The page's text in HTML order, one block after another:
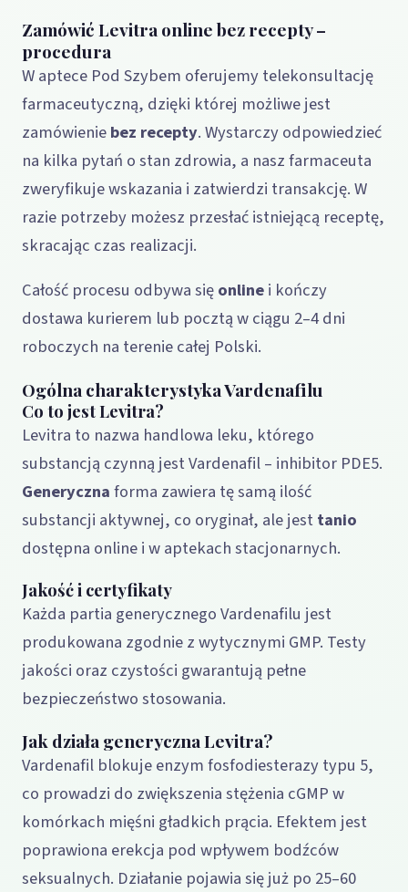
Zamówić Levitra online bez recepty –
procedura
W aptece Pod Szybem oferujemy telekonsultację
farmaceutyczną, dzięki której możliwe jest
zamówieniebez recepty. Wystarczy odpowiedzieć
na kilka pytań o stan zdrowia, a nasz farmaceuta
zweryfikuje wskazania i zatwierdzi transakcję. W
razie potrzeby możesz przesłać istniejącą receptę,
skracając czas realizacji.
Całość procesu odbywa sięonlinei kończy
dostawa kurierem lub pocztą w ciągu 2–4 dni
roboczych na terenie całej Polski.
Ogólna charakterystyka Vardenafilu
Co to jest Levitra?
Levitra to nazwa handlowa leku, którego
substancją czynną jest Vardenafil – inhibitor PDE5.
Generycznaforma zawiera tę samą ilość
substancji aktywnej, co oryginał, ale jesttanio
dostępna online i w aptekach stacjonarnych.
Jakość i certyfikaty
Każda partia generycznego Vardenafilu jest
produkowana zgodnie z wytycznymi GMP. Testy
jakości oraz czystości gwarantują pełne
bezpieczeństwo stosowania.
Jak działa generyczna Levitra?
Vardenafil blokuje enzym fosfodiesterazy typu 5,
co prowadzi do zwiększenia stężenia cGMP w
komórkach mięśni gładkich prącia. Efektem jest
poprawiona erekcja pod wpływem bodźców
seksualnych. Działanie pojawia się już po 25–60